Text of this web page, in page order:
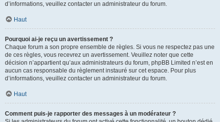
d’informations, veuillez contacter un administrateur du forum.
Haut
Pourquoi ai-je reçu un avertissement ?
Chaque forum a son propre ensemble de règles. Si vous ne respectez pas une
de ces règles, vous recevrez un avertissement. Veuillez noter que cette
décision n’appartient qu’aux administrateurs du forum, phpBB Limited n’est en
aucun cas responsable du règlement instauré sur cet espace. Pour plus
d’informations, veuillez contacter un administrateur du forum.
Haut
Comment puis-je rapporter des messages à un modérateur ?